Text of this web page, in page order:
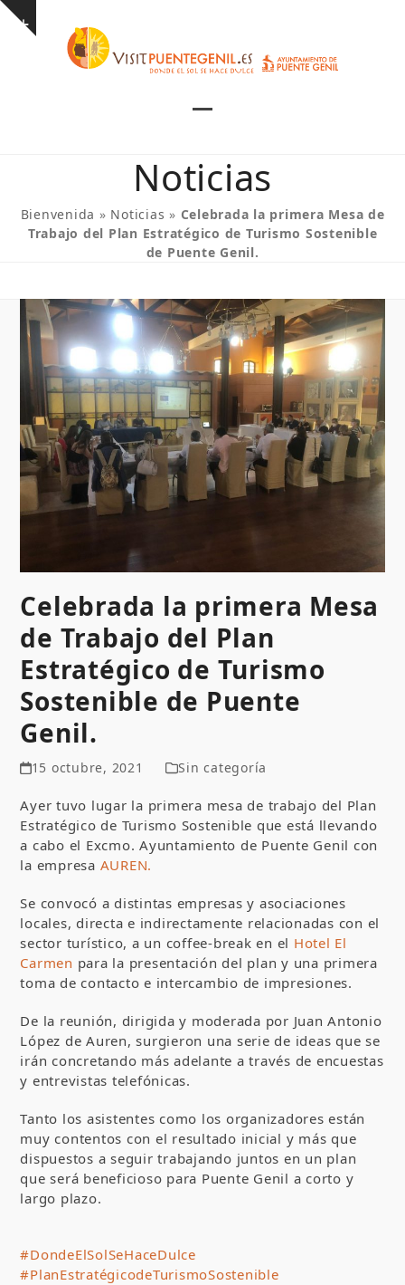
Skip
Show
mobile
menu
mobile
menu
Noticias
Bienvenida » Noticias » Celebrada la primera Mesa de
Trabajo del Plan Estratégico de Turismo Sostenible
de Puente Genil.
Celebrada la primera Mesa
de Trabajo del Plan
Estratégico de Turismo
Sostenible de Puente
Genil.
15 octubre, 2021 Sin categoría
Ayer tuvo lugar la primera mesa de trabajo del Plan
Estratégico de Turismo Sostenible que está llevando
a cabo el Excmo. Ayuntamiento de Puente Genil con
la empresa AUREN.
Se convocó a distintas empresas y asociaciones
locales, directa e indirectamente relacionadas con el
sector turístico, a un coffee-break en el Hotel El
Carmen para la presentación del plan y una primera
toma de contacto e intercambio de impresiones.
De la reunión, dirigida y moderada por Juan Antonio
López de Auren, surgieron una serie de ideas que se
irán concretando más adelante a través de encuestas
y entrevistas telefónicas.
Tanto los asistentes como los organizadores están
muy contentos con el resultado inicial y más que
dispuestos a seguir trabajando juntos en un plan
que será beneficioso para Puente Genil a corto y
largo plazo.
#DondeElSolSeHaceDulce
#PlanEstratégicodeTurismoSostenible